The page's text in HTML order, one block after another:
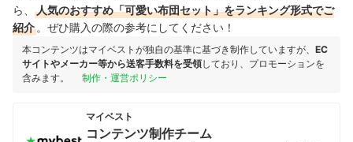
ら、
人気のおすすめ「可愛い布団セット」をランキング形式でご
紹介 。ぜひ購入の際の参考にしてください！
本コンテンツはマイベストが独自の基準に基づき制作していますが、 EC
サイトやメーカー等から送客手数料を受領しており、プロモーションを
含みます。
制作・運営ポリシー
マイベスト
コンテンツ制作チーム